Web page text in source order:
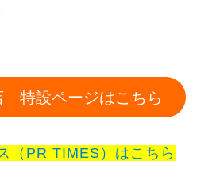
特設ページはこちら
（PR TIMES）はこちら